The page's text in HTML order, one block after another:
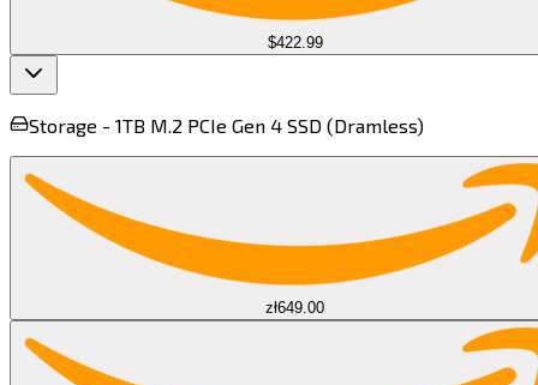
$422.99
Storage - 1TB M.2 PCIe Gen 4 SSD (Dramless)​​​​‌ ‍ ​‍​‍‌‍ ‌ ​‍‌‍‍‌‌‍‌ ‌‍‍‌‌‍ ‍​‍​‍​ ‍‍​‍​‍‌ ​ ‌‍​‌‌‍ ‍‌‍‍‌‌ ‌​‌ ‍‌​‍ ‍‌‍‍‌‌‍ ​‍​‍​‍ ​​‍​‍‌‍‍​‌ ​‍‌‍‌‌‌‍‌‍​‍​‍​ ‍‍​‍​‍​‍ ‌‍​‌‌‍‌​‌‍ ‌‌‍‍‌‌‍ ‍​‍ ‌‍‍‌‌‍ ‍‌ ‌​‌‍‌‌‌‍ ‍‌ ‌​​‍ ‌‍‌‌‌‍‌​‌‍‍‌‌ ‌​​‍ ‌‍ ‌‌‍ ‌‍‌​‌‍‌‌​ ‌‌ ​​‌ ​‍‌‍‌‌‌ ​ ‌‍‌‌‌‍ ‍‌ ‌​‌‍​‌‌ ‌​‌‍‍‌‌‍ ‌‍ ‍​ ‍ ‌‍‍‌‌‍‌​​ ‌​ ‌‍‌‍​‌‌‍‌‌​ ‌ ‌‍‌‍​ ‌ ‌‍​‍​ ​ ​‍ ‌​ ‌‌​ ‍​‌‍‌​‌‍​ ​‍ ‌​ ‌​​ ‌‌​ ​ ​ ​‍​‍ ‌‌‍​‍‌‍‌‌‌‍‌​​ ​ ​‍ ‌​ ‍​​ ​‌‌‍​ ‌‍​‌‌‍​‍​ ​‌​ ‍‌​ ​ ​ ​‍‌‍‌​​ ‌​​ ​‌​ ‍ ‌ ‌​‌ ‍‌‌ ​​‌‍‌‌​ ‌‌ ​ ‌ ‌​‌‍ ‌ ​‍‌‍​‌‌‍‌ ‌‍‌‌​ ‍ ‌ ​​‌‍​‌‌ ‌​‌‍‍​​ ‌‌‍ ‍‌‍​‌‌‍ ‌‌‍‌‌​ ‌‍​‍‌‍​‌‌ ​ ‌‍‌‌‌‌‌‌‌ ​‍‌‍ ​​ ‌​‍‌‌​ ​‍‌​‌‍‌‍​‌‌‍‌​‌‍ ‌‌‍‍‌‌‍ ‍​‍‌‍‌‍‍‌‌‍‌​​ ‌​ ‌‍‌‍​‌‌‍‌‌​ ‌ ‌‍‌‍​ ‌ ‌‍​‍​ ​ ​‍ ‌​ ‌‌​ ‍​‌‍‌​‌‍​ ​‍ ‌​ ‌​​ ‌‌​ ​ ​ ​‍​‍ ‌‌‍​‍‌‍‌‌‌‍‌​​ ​ ​‍ ‌​ ‍​​ ​‌‌‍​ ‌‍​‌‌‍​‍​ ​‌​ ‍‌​ ​ ​ ​‍‌‍‌​​ ‌​​ ​‌​‍‌‍‌ ‌​‌ ‍‌‌ ​​‌‍‌‌​ ‌‌ ​ ‌ ‌​‌‍ ‌ ​‍‌‍​‌‌‍‌ ‌‍‌‌​‍‌‍‌ ​​‌‍​‌‌ ‌​‌‍‍​​ ‌‌‍ ‍‌‍​‌‌‍ ‌‌‍‌‌​‍‌‍‌ ​​‌‍‌‌‌ ​‍‌ ​ ‌ ​​‌‍‌‌‌‍​ ‌ ‌​‌‍‍‌‌ ‌‍‌‍‌‌​ ‌‌ ​​‌ ‌‌‌‍​‍‌‍ ​‌‍‍‌‌ ​ ‌‍‍​‌‍‌‌‌‍‌​​‍​‍‌ ‌
zł649.00